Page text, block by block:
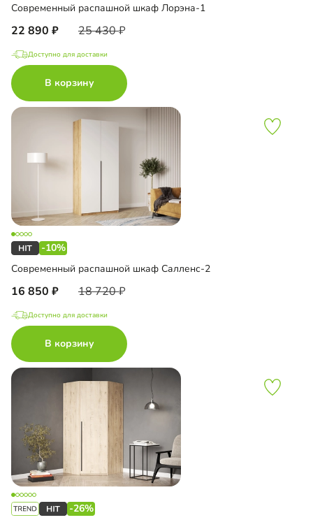
Современный распашной шкаф Лорэна-1
22 890 25 430
Доступно для доставки
В корзину
-10%
Современный распашной шкаф Салленс-2
16 850 18 720
Доступно для доставки
В корзину
-26%